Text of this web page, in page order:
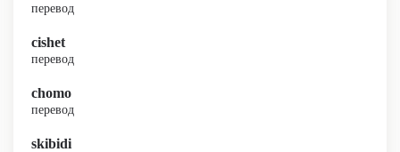
перевод
cishet
перевод
chomo
перевод
skibidi